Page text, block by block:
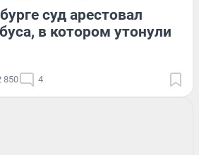
суд арестовал
в котором утонули
850 4